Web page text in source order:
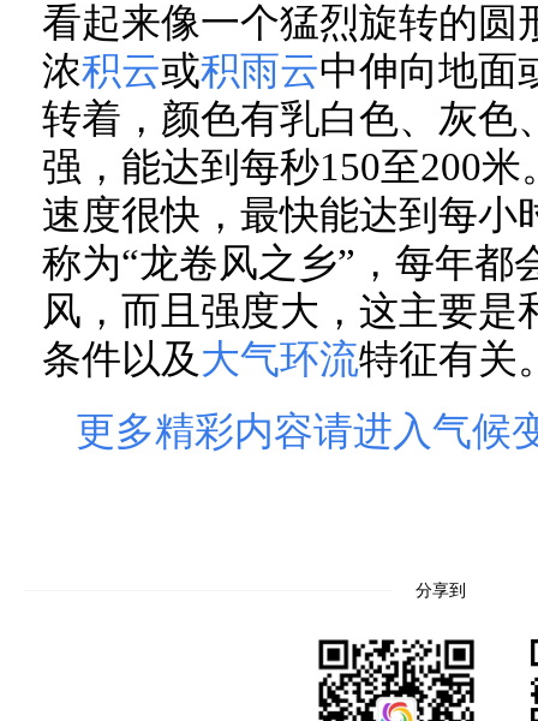
看起来像一个猛烈旋转的圆
浓积云或积雨云中伸向地面
转着，颜色有乳白色、灰色
强，能达到每秒150至200
速度很快，最快能达到每小
称为“龙卷风之乡”，每年都
风，而且强度大，这主要
条件以及 大气环流特征有关
更多精彩内容请进入气候
分享到